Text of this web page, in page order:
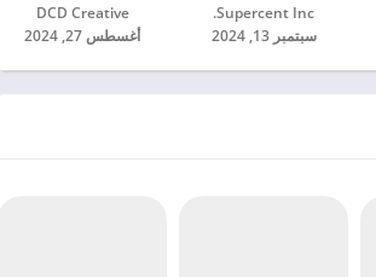
Supercent Inc.‏
سبتمبر 13, 2024
DCD Creative‏
أغسطس 27, 2024